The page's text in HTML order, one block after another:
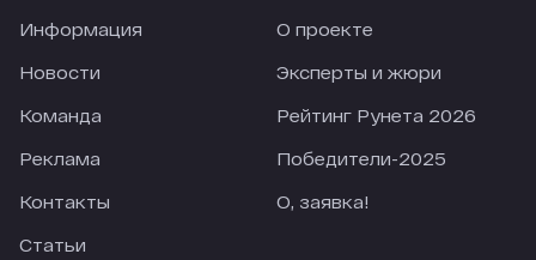
Информация
Новости
Команда
Реклама
Контакты
Статьи
О проекте
Эксперты и жюри
Рейтинг Рунета 2026
Победители-2025
О, заявка!